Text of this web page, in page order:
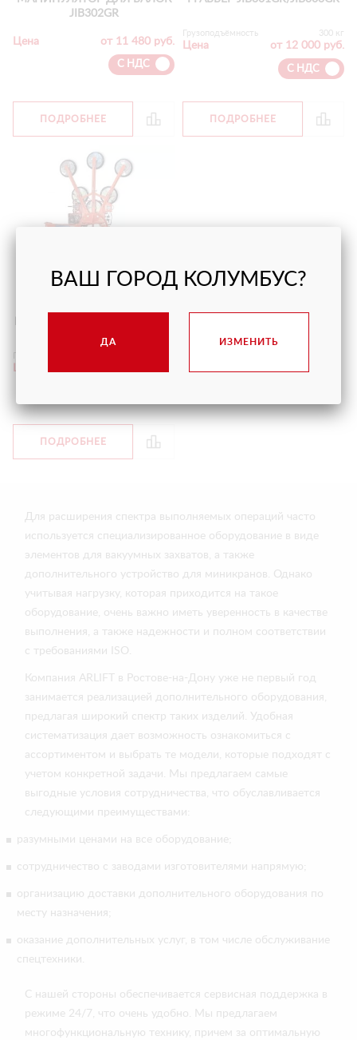
JIB302GR
Цена от 11 480 руб.
С НДС
ПОДРОБНЕЕ
Грузоподъёмность 300 кг
Цена от 12 000 руб.
С НДС
ПОДРОБНЕЕ
6+6
Цена
ПОДРОБНЕЕ
Для расширения спектра выполняемых операций часто
используется специализированное оборудование в виде
элементов для вакуумных захватов, а также
дополнительного устройство для миникранов. Однако
учитывая нагрузку, которая приходится на такое
оборудование, очень важно иметь уверенность в качестве
выполнения, а также надежности и полном соответствии
с требованиями ISO.
Компания ARLIFT в Ростове-на-Дону уже не первый год
занимается реализацией дополнительного оборудования,
предлагая широкий спектр таких изделий. Удобная
систематизация дает возможность ознакомиться с
ассортиментом и выбрать те модели, которые подходят с
учетом конкретной задачи. Мы предлагаем самые
выгодные условия сотрудничества, что обуславливается
следующими преимуществами:
разумными ценами на все оборудование;
сотрудничество с заводами изготовителями напрямую;
организацию доставки дополнительного оборудования по
месту назначения;
оказание дополнительных услуг, в том числе обслуживание
спецтехники.
С нашей стороны обеспечивается сервисная поддержка в
режиме 24/7, что очень удобно. Мы предлагаем
многофункциональную технику, причем за оптимальную
ВАШ ГОРОД КОЛУМБУС?
ДА ИЗМЕНИТЬ